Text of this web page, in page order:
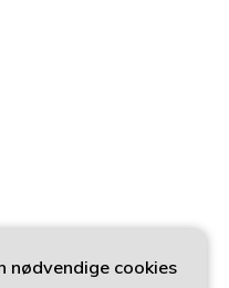
nødvendige cookies